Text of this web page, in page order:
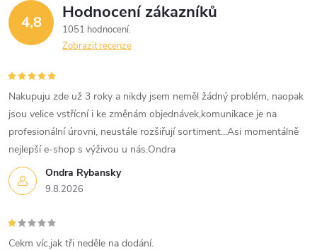
4,8 Hodnocení zákazníků
1051 hodnocení
Zobrazit recenze
Ondra Rybansky
9.8.2026
Nakupuju zde už 3 roky a nikdy jsem neměl žádný problém, naopak
jsou velice vstřícní i ke změnám objednávek,komunikace je na
profesionální úrovni, neustále rozšiřují sortiment...Asi momentálně
nejlepší e-shop s výživou u nás.Ondra
Cekm víc,jak tři neděle na dodání.